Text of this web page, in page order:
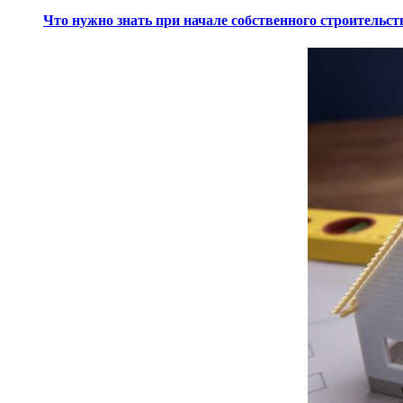
Что нужно знать при начале собственного